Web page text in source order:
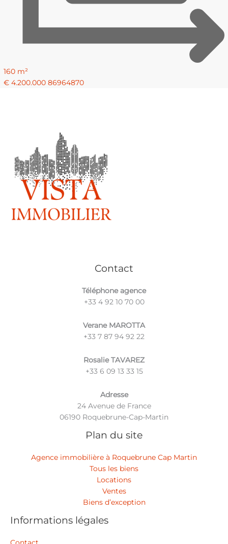
160 m²
€ 4.200.00086964870
Contact
Téléphone agence
+33 4 92 10 70 00
Verane MAROTTA
‪+33 7 87 94 92 22
Rosalie TAVAREZ
‪+33 6 09 13 33 15
Adresse
24 Avenue de France
06190 Roquebrune-Cap-Martin
Plan du site
Agence immobilière à Roquebrune Cap Martin
Tous les biens
Locations
Ventes
Biens d’exception
Informations légales